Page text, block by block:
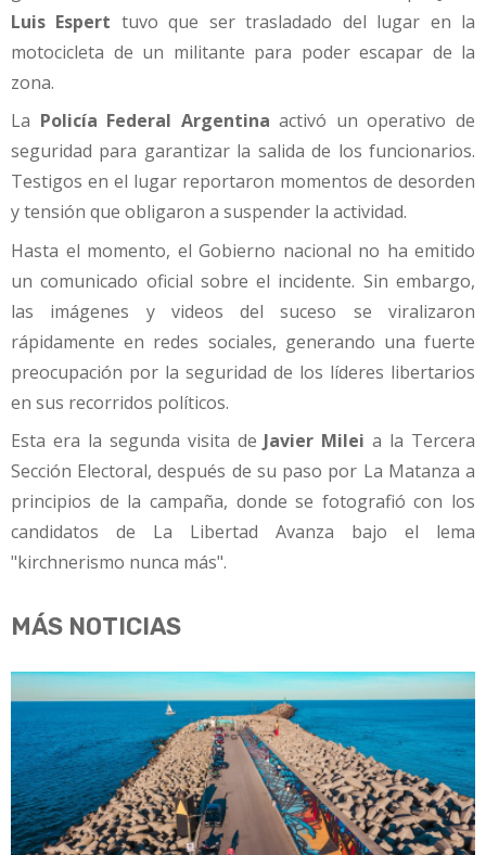
Luis Espert tuvo que ser trasladado del lugar en la
motocicleta de un militante para poder escapar de la
zona.
La Policía Federal Argentina activó un operativo de
seguridad para garantizar la salida de los funcionarios.
Testigos en el lugar reportaron momentos de desorden
y tensión que obligaron a suspender la actividad.
Hasta el momento, el Gobierno nacional no ha emitido
un comunicado oficial sobre el incidente. Sin embargo,
las imágenes y videos del suceso se viralizaron
rápidamente en redes sociales, generando una fuerte
preocupación por la seguridad de los líderes libertarios
en sus recorridos políticos.
Esta era la segunda visita de Javier Milei a la Tercera
Sección Electoral, después de su paso por La Matanza a
principios de la campaña, donde se fotografió con los
candidatos de La Libertad Avanza bajo el lema
"kirchnerismo nunca más".
MÁS NOTICIAS